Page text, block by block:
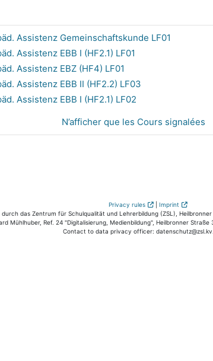
Assistenz Gemeinschaftskunde LF01
Assistenz EBB I (HF2.1) LF01
Assistenz EBZ (HF4) LF01
Assistenz EBB II (HF2.2) LF03
Assistenz EBB I (HF2.1) LF02
N’afficher que les Cours signalées
Privacy rules | Imprint
das Zentrum für Schulqualität und Lehrerbildung (ZSL),
Mühlhuber, Ref. 24 "Digitalisierung, Medienbildung", Heilbronner
Contact to data privacy officer: